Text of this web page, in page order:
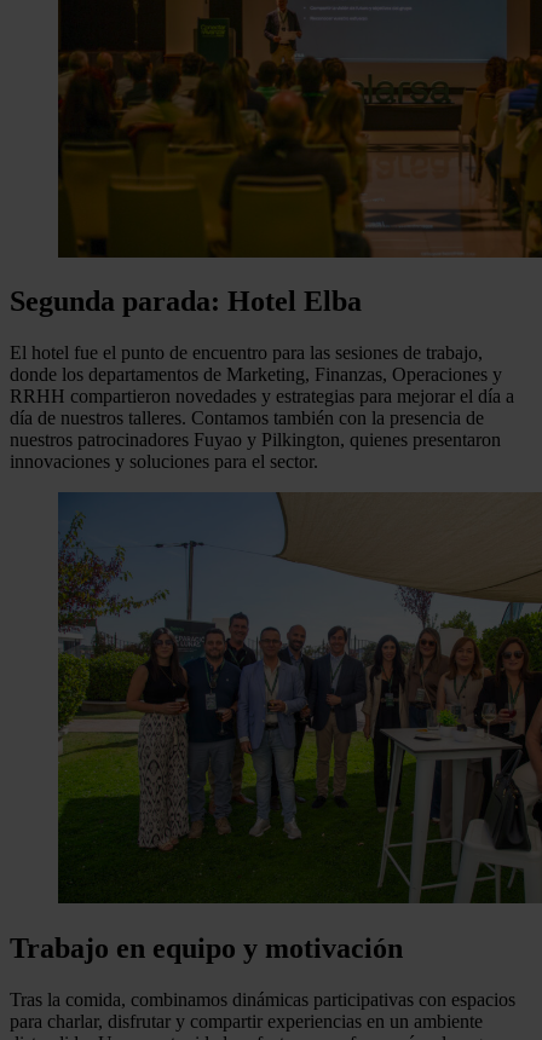
Segunda parada: Hotel Elba
El hotel fue el punto de encuentro para las sesiones de trabajo,
donde los departamentos de Marketing, Finanzas, Operaciones y
RRHH compartieron novedades y estrategias para mejorar el día a
día de nuestros talleres. Contamos también con la presencia de
nuestros patrocinadores Fuyao y Pilkington, quienes presentaron
innovaciones y soluciones para el sector.
Trabajo en equipo y motivación
Tras la comida, combinamos dinámicas participativas con espacios
para charlar, disfrutar y compartir experiencias en un ambiente